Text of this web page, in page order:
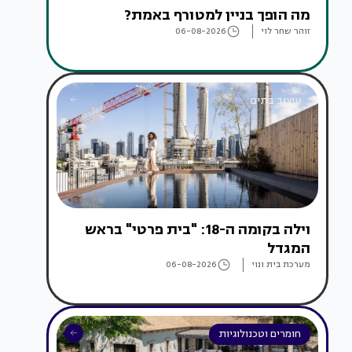
מה הופך בניין למטורף באמת?
זוהר שחר לוי 06-08-2026
עיצוב בתים
וילה בקומה ה-18: "בית פרטי" בראש
המגדל
מערכת בית ונוי 06-08-2026
חומרים וטכנולוגיות